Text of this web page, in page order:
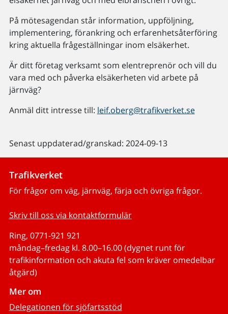
På mötesagendan står information, uppföljning,
implementering, förankring och erfarenhetsåterföring
kring aktuella frågeställningar inom elsäkerhet.
Är ditt företag verksamt som elentreprenör och vill du
vara med och påverka elsäkerheten vid arbete på
järnväg?
Anmäl ditt intresse till: leif.oberg@trafikverket.se
Senast uppdaterad/granskad: 2024-09-13
Trafikverket
För frågor om väg, järnväg, färja och övriga frågor.
Skriv till oss via kontaktformulär
Ring, 0771-921 921
måndag–fredag kl. 8.00–16.00 (dygnet runt för
trafikinformation och akuta fel som kräver omedelbar
åtgärd)
Mer om
Delegationen för sjöfartsstöd